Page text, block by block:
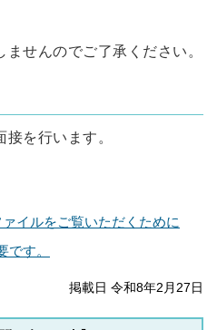
せんのでご了承ください。
を行います。
イルをご覧いただくために
です。
掲載日 令和8年2月27日